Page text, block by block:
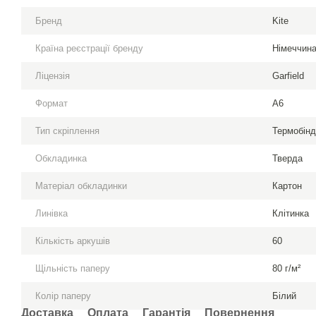
Бренд Kite
Країна реєстрації бренду Німеччина
Ліцензія Garfield
Формат A6
Тип скріплення
Обкладинка Тверда
Матеріал обкладинки Картон
Линівка Клітинка
Кількість аркушів 60
Щільність паперу 80 г/м²
Колір паперу Білий
Доставка Оплата Гарантія Повернення